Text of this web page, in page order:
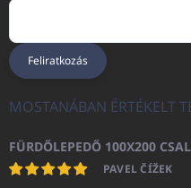
Feliratkozás
MOSTANÁBAN ÉRTÉKELT
FÜRDŐLEPEDŐ 100X200
PAVEL ČÍŽEK